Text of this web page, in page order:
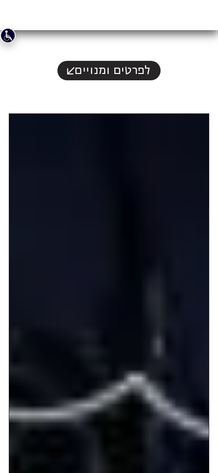
לפרטים ומנויים